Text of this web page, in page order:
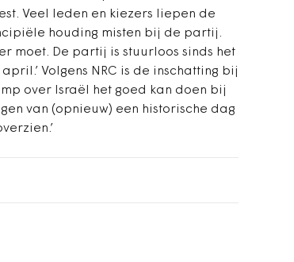
Veel leden en kiezers liepen de
houding misten bij de partij.
moet. De partij is stuurloos sinds het
Volgens NRC is de inschatting bij
over Israël het goed kan doen bij
van (opnieuw) een historische dag